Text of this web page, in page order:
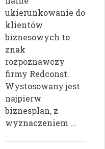
ukierunkowanie do
klientów
biznesowych to
znak
rozpoznawczy
firmy Redconst.
Wystosowany jest
najpierw
biznesplan, z
wyznaczeniem ...